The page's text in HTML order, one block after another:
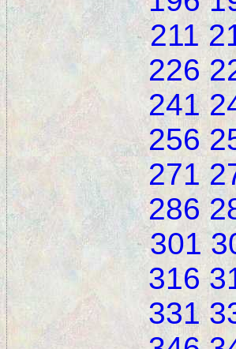
211
226
241
256
271
286
301
316
331